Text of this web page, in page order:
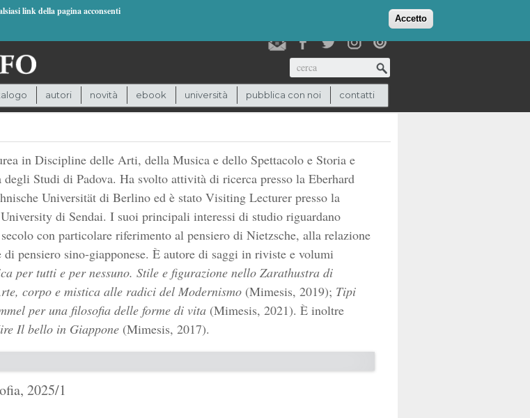
link della pagina acconsenti
Accetto
(0)
Cerca
autori novità ebook università pubblica con noi contatti
in Discipline delle Arti, della Musica e dello Spettacolo e Storia e
Studi di Padova. Ha svolto attività di ricerca presso la Eberhard
Universität di Berlino ed è stato Visiting Lecturer presso la
di Sendai. I suoi principali interessi di studio riguardano
con particolare riferimento al pensiero di Nietzsche, alla relazione
pensiero sino-giapponese. È autore di saggi in riviste e volumi
per tutti e per nessuno. Stile e figurazione nello Zarathustra di
corpo e mistica alle radici del Modernismo(Mimesis, 2019); Tipi
per una filosofia delle forme di vita(Mimesis, 2021). È inoltre
Il bello in Giappone(Mimesis, 2017).
2025/1